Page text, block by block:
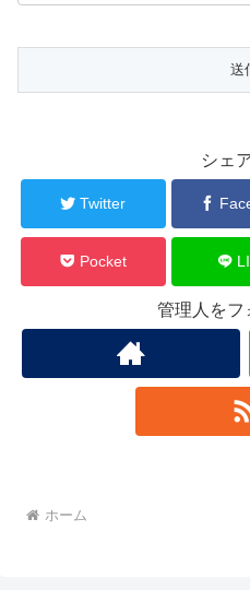
シェ
Twitter
Pocket
管理人をフ
ホーム